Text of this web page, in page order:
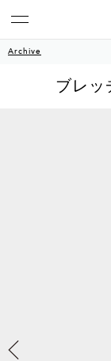
Archive
ブレッ